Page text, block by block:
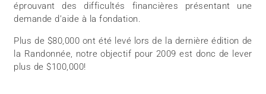
éprouvant des difficultés financières présentant une
demande d’aide à la fondation.
Plus de $80,000 ont été levé lors de la dernière édition de
la Randonnée, notre objectif pour 2009 est donc de lever
plus de $100,000!